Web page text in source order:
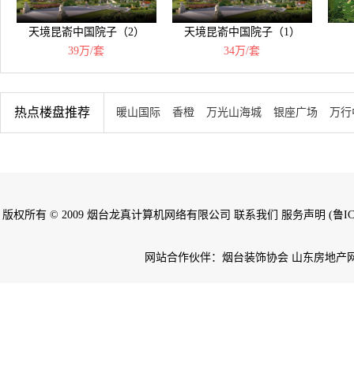
天境昆嵛中国院子（2）
39万/套
天境昆嵛中国院子（1）
34万/套
热点楼盘推荐 暖山国际 香橙 万光山海城 银座广场 万
版权所有 © 2009 烟台龙真计算机网络有限公司 联系我们 服务声明 (鲁
网站合作伙伴：烟台装饰协会 山东房地